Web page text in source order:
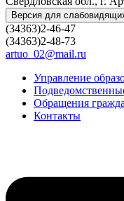
Версия для
(34363)2-46-47
(34363)2-48-73
artuo_02@mail.ru
Управление
Обращения
Контакты